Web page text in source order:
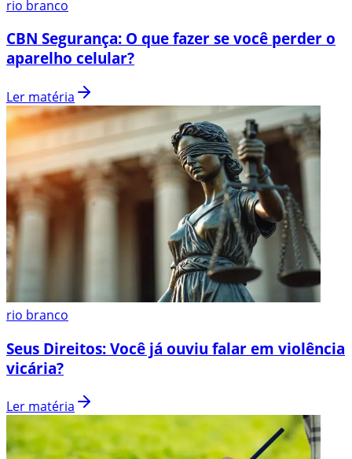
rio branco
CBN Segurança: O que fazer se você perder o
aparelho celular?
Ler matéria
rio branco
Seus Direitos: Você já ouviu falar em violência
vicária?
Ler matéria